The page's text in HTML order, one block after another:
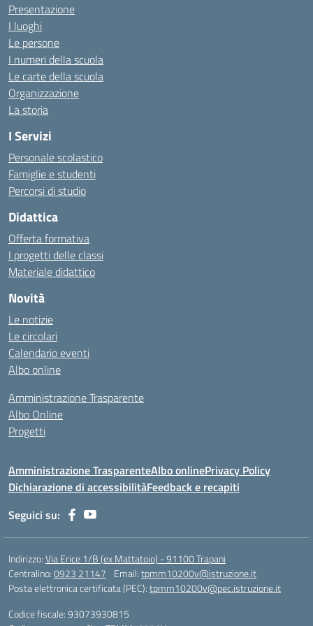
Presentazione
I luoghi
Le persone
I numeri della scuola
Le carte della scuola
Organizzazione
La storia
I Servizi
Personale scolastico
Famiglie e studenti
Percorsi di studio
Didattica
Offerta formativa
I progetti delle classi
Materiale didattico
Novità
Le notizie
Le circolari
Calendario eventi
Albo online
Amministrazione Trasparente
Albo Online
Progetti
Amministrazione TrasparenteAlbo onlinePrivacy Policy
Dichiarazione di accessibilitàFeedback e recapiti
Seguici su:
Indirizzo:Via Erice 1/B (ex Mattatoio) - 91100 Trapani
Centralino:0923 21147 Email:tpmm10200v@istruzione.it
Posta elettronica certificata (PEC):tpmm10200v@pec.istruzione.it
Codice fiscale: 93073930815